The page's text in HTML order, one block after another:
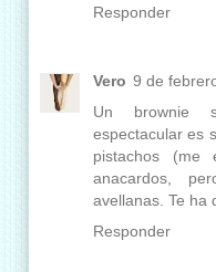
Responder
Vero 9 de
Un brownie
espectacular es
pistachos
anacardos,
avellanas. Te ha
Responder